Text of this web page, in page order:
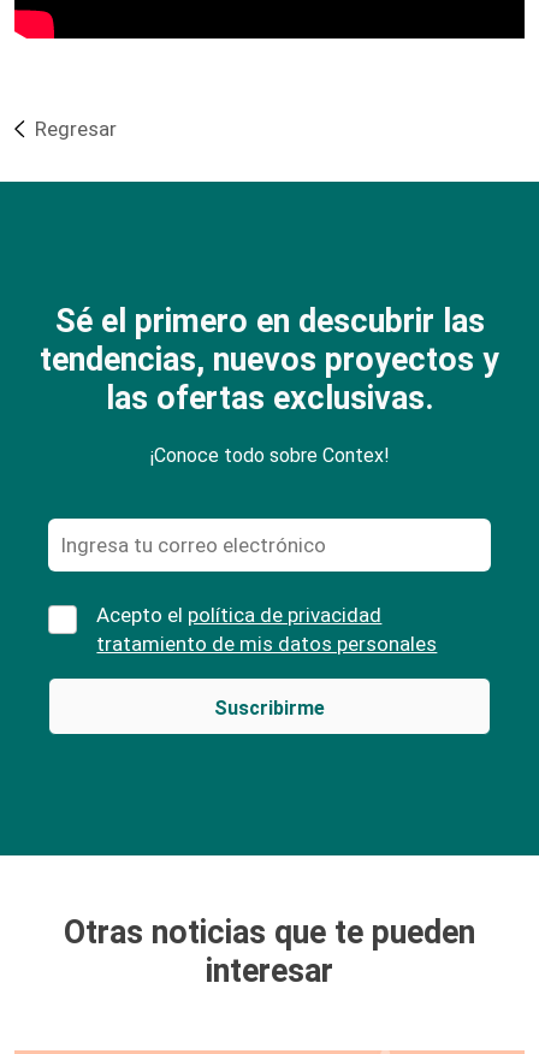
Regresar
Sé el primero en descubrir las
tendencias, nuevos proyectos y
las ofertas exclusivas.
¡Conoce todo sobre Contex!
Acepto el política de privacidad
tratamiento de mis datos personales
Otras noticias que te pueden
interesar